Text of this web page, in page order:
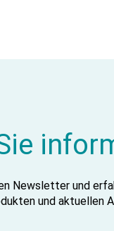
Newsletter und
und aktuellen